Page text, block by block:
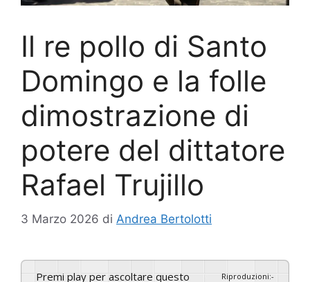
Il re pollo di Santo
Domingo e la folle
dimostrazione di
potere del dittatore
Rafael Trujillo
3 Marzo 2026 di Andrea Bertolotti
Premi play per ascoltare questo
Riproduzioni:-